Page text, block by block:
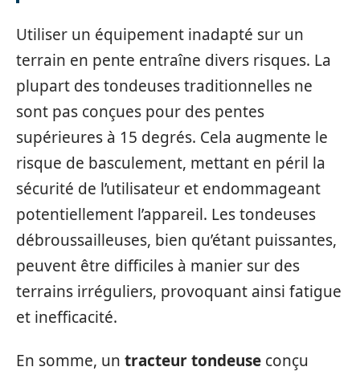
Utiliser un équipement inadapté sur un
terrain en pente entraîne divers risques. La
plupart des tondeuses traditionnelles ne
sont pas conçues pour des pentes
supérieures à 15 degrés. Cela augmente le
risque de basculement, mettant en péril la
sécurité de l’utilisateur et endommageant
potentiellement l’appareil. Les tondeuses
débroussailleuses, bien qu’étant puissantes,
peuvent être difficiles à manier sur des
terrains irréguliers, provoquant ainsi fatigue
et inefficacité.
En somme, un tracteur tondeuse conçu